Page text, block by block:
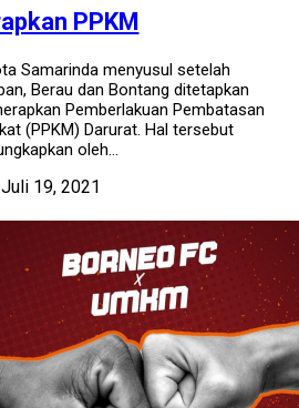
PPKM
Samarinda menyusul setelah
Berau dan Bontang ditetapkan
Pemberlakuan Pembatasan
(PPKM) Darurat. Hal tersebut
oleh...
Juli 19, 2021